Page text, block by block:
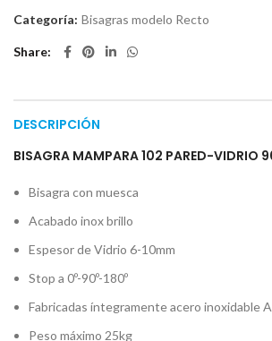
Categoría: Bisagras modelo Recto
Share
DESCRIPCIÓN
BISAGRA MAMPARA 102 PARED-VIDRIO
Bisagra con muesca
Acabado inox brillo
Espesor de Vidrio 6-10mm
Stop a 0º-90º-180º
Fabricadas íntegramente acero inoxidable
Peso máximo 25kg